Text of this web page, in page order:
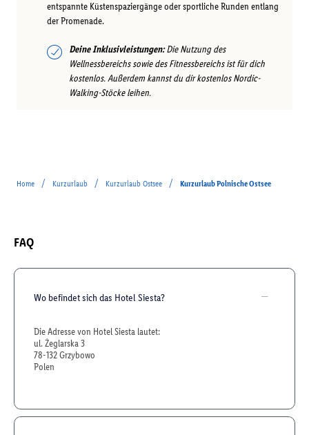
entspannte Küstenspaziergänge oder sportliche Runden entlang
der Promenade.
Deine Inklusivleistungen:Die Nutzung des
Wellnessbereichs sowie des Fitnessbereichs ist für dich
kostenlos. Außerdem kannst du dir kostenlos Nordic-
Walking-Stöcke leihen.
Home / Kurzurlaub / Kurzurlaub Ostsee / Kurzurlaub Polnische Ostsee
FAQ
Wo befindet sich das Hotel Siesta?
Die Adresse von Hotel Siesta lautet:
ul. Żeglarska 3
78-132 Grzybowo
Polen